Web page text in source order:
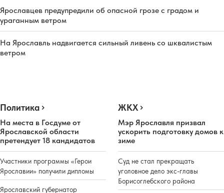
Ярославцев предупредили об опасной грозе с градом и
ураганным ветром
На Ярославль надвигается сильный ливень со шквалистым
ветром
Политика
На места в Госдуме от
Ярославской области
претендует 18 кандидатов
Участники программы «Герои
Ярославии» получили дипломы
Ярославский губернатор
ЖКХ
Мэр Ярославля призвал
ускорить подготовку домов к
зиме
Суд не стал прекращать
уголовное дело экс-главы
Борисоглебского района